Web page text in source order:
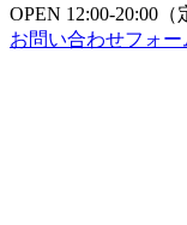
OPEN 12:00-20:00（
お問い合わせフォー